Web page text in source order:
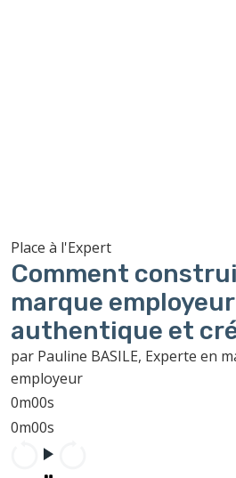
Place à l'Expert
Comment
marque employeur
authentique et
par Pauline BASILE, Experte en
employeur
0m00s
0m00s